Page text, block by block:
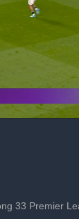
33 Premier